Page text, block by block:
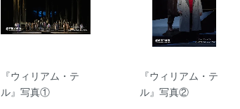
『ウィリアム・テ
ル』写真①
『ウィリアム・テ
ル』写真②